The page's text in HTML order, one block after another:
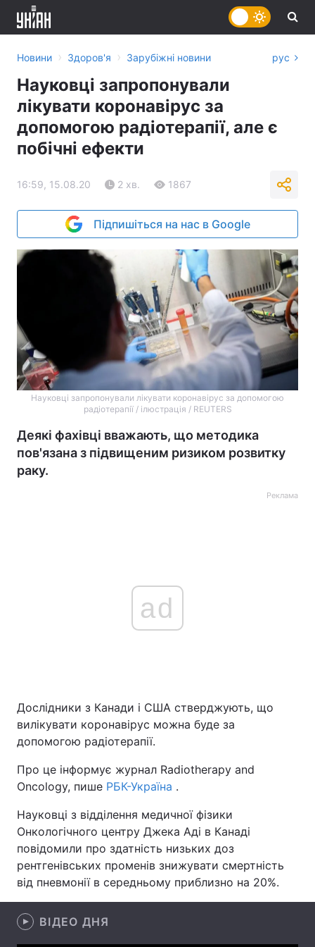
Україна Політика
Спорт Наука
Техно і зв'язок Лайт
Зброя Інциденти
Здоров'я Туризм
Новини › Здоров'я › Зарубіжні новини рус
Науковці запропонували
лікувати коронавірус за
допомогою радіотерапії, але є
побічні ефекти
16:59, 15.08.20 2 хв. 1867
Підпишіться на нас в Google
Науковці запропонували лікувати коронавірус за допомогою
радіотерапії / ілюстрація / REUTERS
Деякі фахівці вважають, що методика
пов'язана з підвищеним ризиком розвитку
раку.
Реклама
ad
Дослідники з Канади і США стверджують, що
вилікувати коронавірус можна буде за
допомогою радіотерапії.
Про це інформує журнал Radiotherapy and
Oncology, пише РБК-Україна .
Науковці з відділення медичної фізики
Онкологічного центру Джека Аді в Канаді
повідомили про здатність низьких доз
рентгенівських променів знижувати смертність
від пневмонії в середньому приблизно на 20%.
ВІДЕО ДНЯ